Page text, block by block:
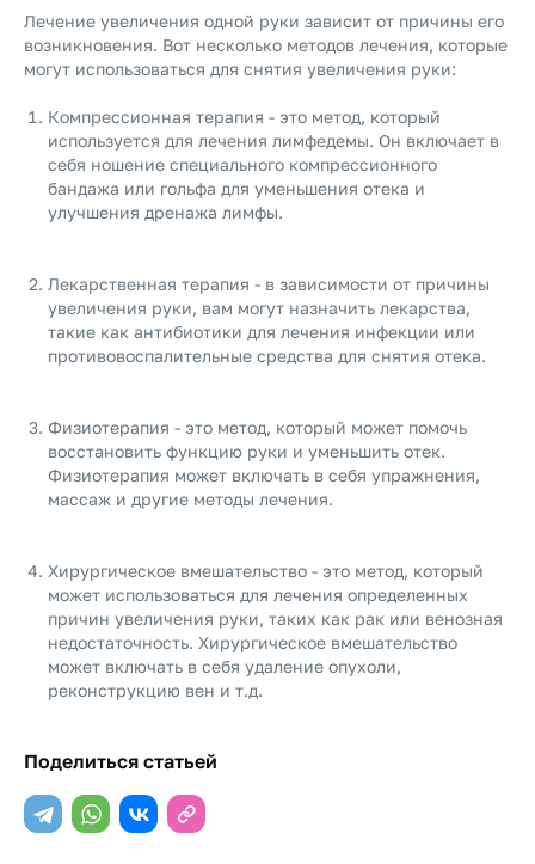
Лечение увеличения одной руки зависит от причины его
возникновения. Вот несколько методов лечения, которые
могут использоваться для снятия увеличения руки:
Компрессионная терапия - это метод, который
используется для лечения лимфедемы. Он включает в
себя ношение специального компрессионного
бандажа или гольфа для уменьшения отека и
улучшения дренажа лимфы.
Лекарственная терапия - в зависимости от причины
увеличения руки, вам могут назначить лекарства,
такие как антибиотики для лечения инфекции или
противовоспалительные средства для снятия отека.
Физиотерапия - это метод, который может помочь
восстановить функцию руки и уменьшить отек.
Физиотерапия может включать в себя упражнения,
массаж и другие методы лечения.
Хирургическое вмешательство - это метод, который
может использоваться для лечения определенных
причин увеличения руки, таких как рак или венозная
недостаточность. Хирургическое вмешательство
может включать в себя удаление опухоли,
реконструкцию вен и т.д.
Поделиться статьей